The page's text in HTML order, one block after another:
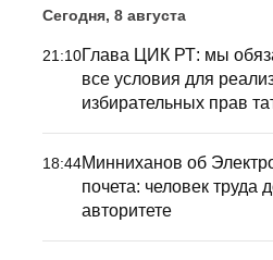
Сегодня, 8 августа
21:10Глава ЦИК РТ: мы
все условия для
избирательных прав
18:44Минниханов об
почета: человек труда
авторитете